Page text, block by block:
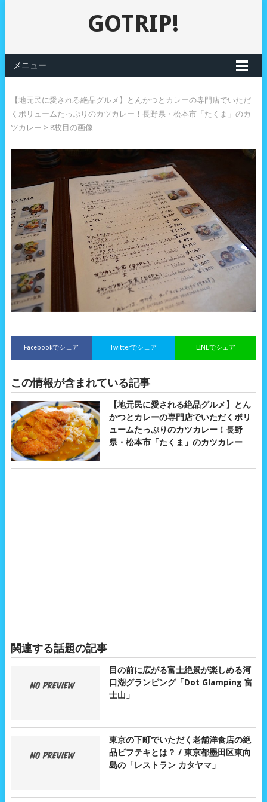
GOTRIP!
メニュー
【地元民に愛される絶品グルメ】とんかつとカレーの専門店でいただ
くボリュームたっぷりのカツカレー！長野県・松本市「たくま」のカ
ツカレー > 8枚目の画像
Facebookでシェア LINEでシェア
Twitterでシェア
この情報が含まれている記事
【地元民に愛される絶品グルメ】とん
かつとカレーの専門店でいただくボリ
ュームたっぷりのカツカレー！長野
県・松本市「たくま」のカツカレー
関連する話題の記事
目の前に広がる富士絶景が楽しめる河
口湖グランピング「Dot Glamping 富
士山」
東京の下町でいただく老舗洋食店の絶
品ビフテキとは？ / 東京都墨田区東向
島の「レストラン カタヤマ」